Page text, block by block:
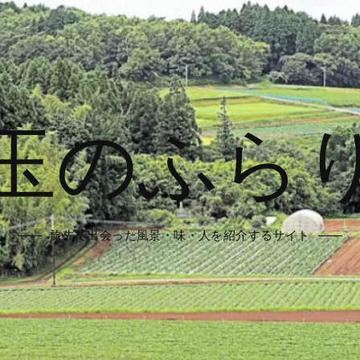
のふら
旅先で出会った風景・味・人を紹介するサイト